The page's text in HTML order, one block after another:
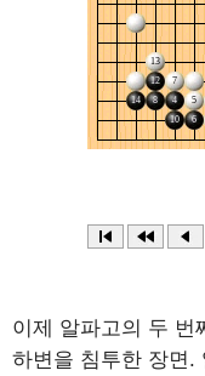
이제 알파고의 두
하변을 침투한 장면.